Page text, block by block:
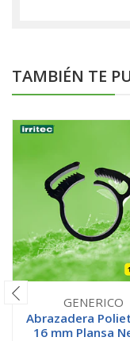
TAMBIÉN TE
GENERICO
Abrazadera
16 mm Plansa